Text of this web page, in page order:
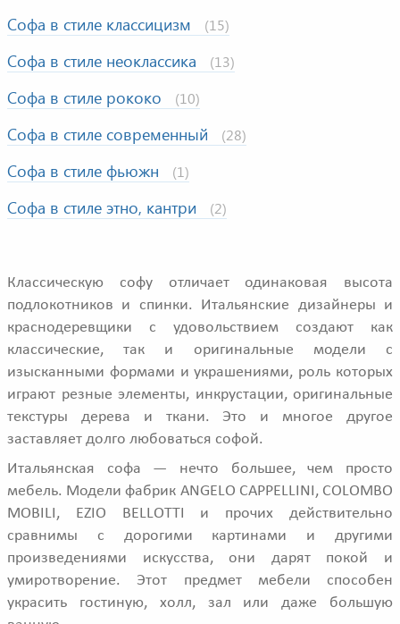
Софа в стиле классицизм (15)
Софа в стиле неоклассика (13)
Софа в стиле рококо (10)
Софа в стиле современный (28)
Софа в стиле фьюжн (1)
Софа в стиле этно, кантри (2)
Классическую софу отличает одинаковая высота
подлокотников и спинки. Итальянские дизайнеры и
краснодеревщики с удовольствием создают как
классические, так и оригинальные модели с
изысканными формами и украшениями, роль которых
играют резные элементы, инкрустации, оригинальные
текстуры дерева и ткани. Это и многое другое
заставляет долго любоваться софой.
Итальянская софа — нечто большее, чем просто
мебель. Модели фабрик ANGELO CAPPELLINI, COLOMBO
MOBILI, EZIO BELLOTTI и прочих действительно
сравнимы с дорогими картинами и другими
произведениями искусства, они дарят покой и
умиротворение. Этот предмет мебели способен
украсить гостиную, холл, зал или даже большую